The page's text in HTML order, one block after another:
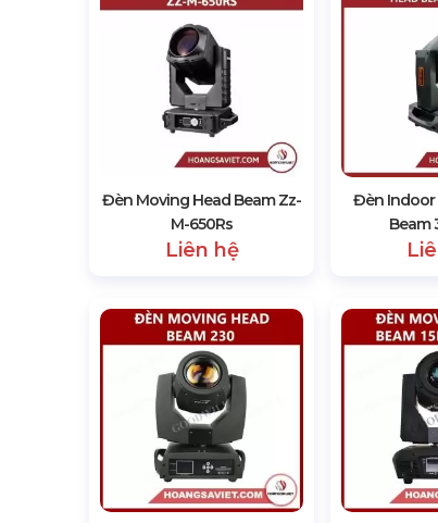
Đèn Moving Head Beam Zz-
M-650Rs
Liên hệ
Đèn Indoor
Beam